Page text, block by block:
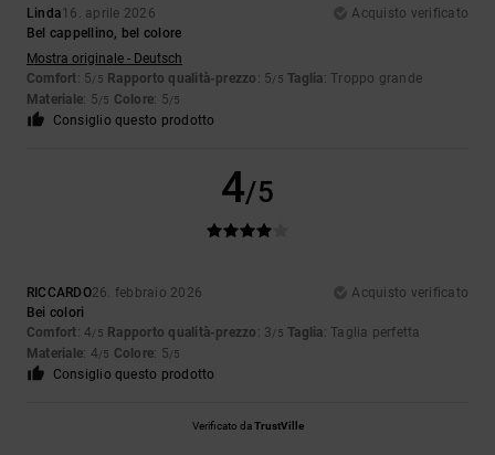
Linda16. aprile 2026
Acquisto verificato
Bel cappellino, bel colore
Mostra originale - Deutsch
Comfort: 5/5 Rapporto qualità-prezzo : 5/5 Taglia: Troppo grande
Materiale: 5/5 Colore: 5/5
Consiglio questo prodotto
4/5
RICCARDO26. febbraio 2026
Acquisto verificato
Bei colori
Comfort: 4/5 Rapporto qualità-prezzo : 3/5 Taglia: Taglia perfetta
Materiale: 4/5 Colore: 5/5
Consiglio questo prodotto
Verificato daTrustVille